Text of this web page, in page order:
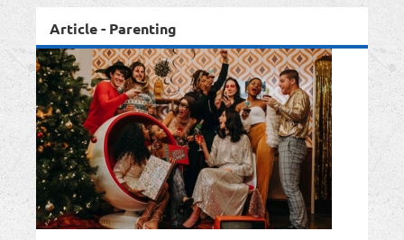
Article - Parenting